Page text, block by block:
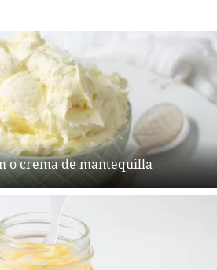
o crema de mantequilla